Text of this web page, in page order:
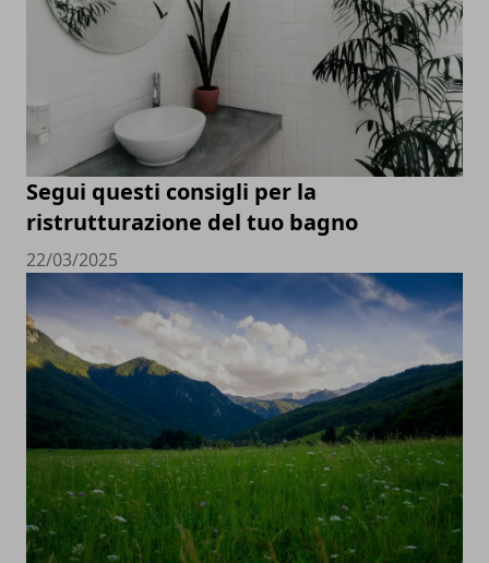
Segui questi consigli per la
ristrutturazione del tuo bagno
22/03/2025